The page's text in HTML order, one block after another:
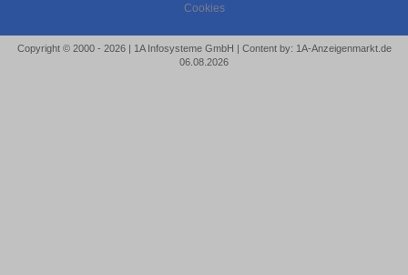
Cookies
Copyright © 2000 - 2026 | 1A Infosysteme GmbH | Content by: 1A-Anzeigenmarkt.de
06.08.2026